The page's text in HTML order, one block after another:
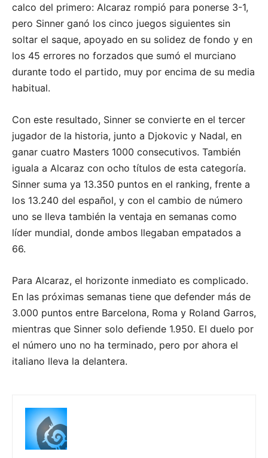
calco del primero: Alcaraz rompió para ponerse 3-1,
pero Sinner ganó los cinco juegos siguientes sin
soltar el saque, apoyado en su solidez de fondo y en
los 45 errores no forzados que sumó el murciano
durante todo el partido, muy por encima de su media
habitual.
Con este resultado, Sinner se convierte en el tercer
jugador de la historia, junto a Djokovic y Nadal, en
ganar cuatro Masters 1000 consecutivos. También
iguala a Alcaraz con ocho títulos de esta categoría.
Sinner suma ya 13.350 puntos en el ranking, frente a
los 13.240 del español, y con el cambio de número
uno se lleva también la ventaja en semanas como
líder mundial, donde ambos llegaban empatados a
66.
Para Alcaraz, el horizonte inmediato es complicado.
En las próximas semanas tiene que defender más de
3.000 puntos entre Barcelona, Roma y Roland Garros,
mientras que Sinner solo defiende 1.950. El duelo por
el número uno no ha terminado, pero por ahora el
italiano lleva la delantera.